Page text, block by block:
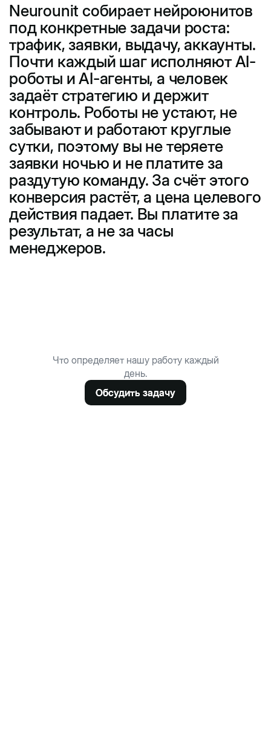
Neurounit собирает нейроюнитов
под конкретные задачи роста:
трафик, заявки, выдачу, аккаунты.
Почти каждый шаг исполняют AI-
роботы и AI-агенты, а человек
задаёт стратегию и держит
контроль. Роботы не устают, не
забывают и работают круглые
сутки, поэтому вы не теряете
заявки ночью и не платите за
раздутую команду. За счёт этого
конверсия растёт, а цена целевого
действия падает. Вы платите за
результат, а не за часы
менеджеров.
Что определяет нашу работу каждый
день.
Обсудить задачу
Обсудить задачу